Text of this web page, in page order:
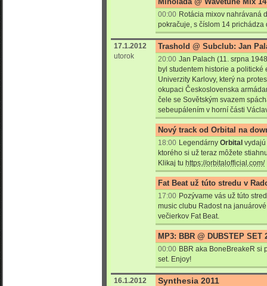
00:00 Rotácia mixov nahrávaná
pokračuje, s číslom 14 prichádza
17.1.2012
utorok
Trashold @ Subclub: Jan
20:00 Jan Palach (11. srpna
byl studentem historie a
Univerzity Karlovy, který na
okupaci Československa
čele se Sovětským svazem
sebeupálením v horní části
Nový track od Orbital na
18:00 Legendárny Orbital
ktorého si už teraz môžete
Klikaj tu https://orbitalofficial.com/
Fat Beat už túto stredu v
17:00 Pozývame vás už túto
music clubu Radost na
večierkov Fat Beat.
MP3: BBR @ DUBSTEP SET
00:00 BBR aka BoneBreakeR si
set. Enjoy!
16.1.2012
Synthesia 2011